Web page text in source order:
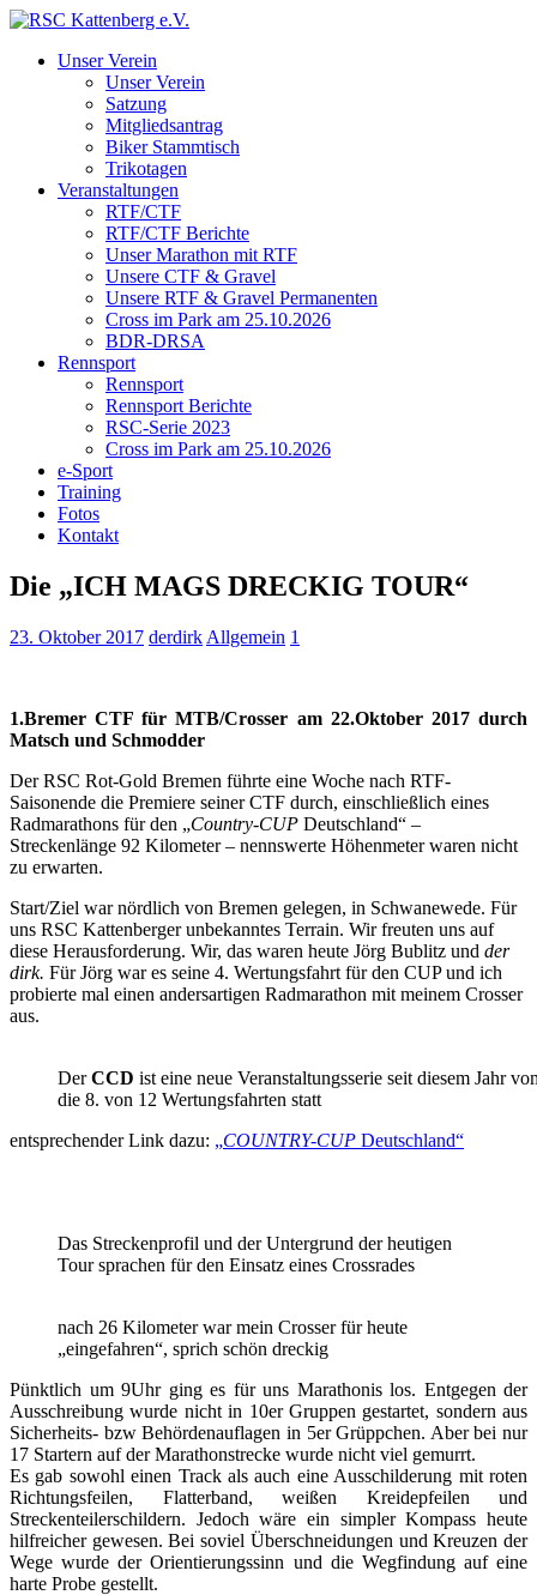
Unser Verein
Unser Verein
Satzung
Mitgliedsantrag
Biker Stammtisch
Trikotagen
Veranstaltungen
RTF/CTF
RTF/CTF Berichte
Unser Marathon mit RTF
Unsere CTF & Gravel
Unsere RTF & Gravel Permanenten
Cross im Park am 25.10.2026
BDR-DRSA
Rennsport
Rennsport
Rennsport Berichte
RSC-Serie 2023
Cross im Park am 25.10.2026
e-Sport
Training
Fotos
Kontakt
Die „ICH MAGS DRECKIG TOUR“
23. Oktober 2017 derdirk Allgemein 1
1.Bremer CTF für MTB/Crosser am 22.Oktober 2017 durch
Matsch und Schmodder
Der RSC Rot-Gold Bremen führte eine Woche nach RTF-
Saisonende die Premiere seiner CTF durch, einschließlich eines
Radmarathons für den „Country-CUP Deutschland“ –
Streckenlänge 92 Kilometer – nennswerte Höhenmeter waren nicht
zu erwarten.
Start/Ziel war nördlich von Bremen gelegen, in Schwanewede. Für
uns RSC Kattenberger unbekanntes Terrain. Wir freuten uns auf
diese Herausforderung. Wir, das waren heute Jörg Bublitz und der
dirk. Für Jörg war es seine 4. Wertungsfahrt für den CUP und ich
probierte mal einen andersartigen Radmarathon mit meinem Crosser
aus.
DerCCD ist eine neue Veranstaltungsserie seit diesem Jahr
die 8. von 12 Wertungsfahrten statt
entsprechender Link dazu: „COUNTRY-CUP Deutschland“
Das Streckenprofil und der Untergrund der heutigen
Tour sprachen für den Einsatz eines Crossrades
nach 26 Kilometer war mein Crosser für heute
„eingefahren“, sprich schön dreckig
Pünktlich um 9Uhr ging es für uns Marathonis los. Entgegen der
Ausschreibung wurde nicht in 10er Gruppen gestartet, sondern aus
Sicherheits- bzw Behördenauflagen in 5er Grüppchen. Aber bei nur
17 Startern auf der Marathonstrecke wurde nicht viel gemurrt.
Es gab sowohl einen Track als auch eine Ausschilderung mit roten
Richtungsfeilen, Flatterband, weißen Kreidepfeilen und
Streckenteilerschildern. Jedoch wäre ein simpler Kompass heute
hilfreicher gewesen. Bei soviel Überschneidungen und Kreuzen der
Wege wurde der Orientierungssinn und die Wegfindung auf eine
harte Probe gestellt.